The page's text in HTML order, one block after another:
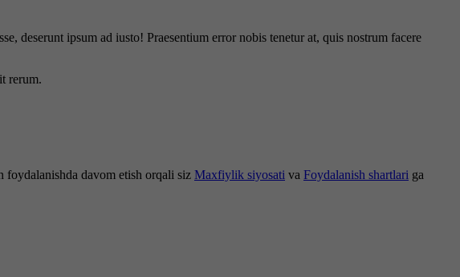
deserunt ipsum ad iusto! Praesentium error nobis tenetur at, quis nostrum facere
rerum.
foydalanishda davom etish orqali siz Maxfiylik siyosati va Foydalanish shartlari ga